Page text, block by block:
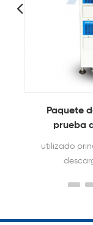
Paquete
prueba
utilizado